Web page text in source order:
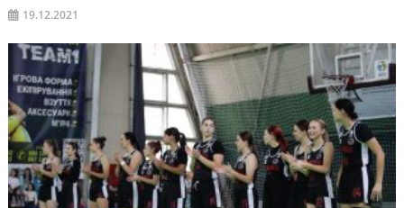
19.12.2021